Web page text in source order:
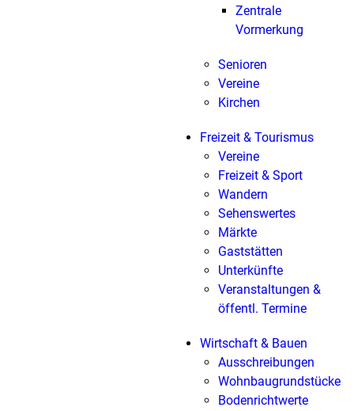
Zentrale
Vormerkung
Senioren
Vereine
Kirchen
Freizeit & Tourismus
Vereine
Freizeit & Sport
Wandern
Sehenswertes
Märkte
Gaststätten
Unterkünfte
Veranstaltungen &
öffentl. Termine
Wirtschaft & Bauen
Ausschreibungen
Wohnbaugrundstücke
Bodenrichtwerte